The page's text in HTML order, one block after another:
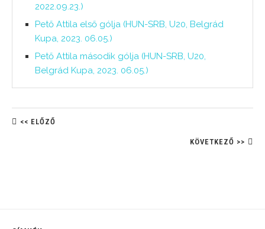
2022.09.23.)
Pető Attila első gólja (HUN-SRB, U20, Belgrád
Kupa, 2023. 06.05.)
Pető Attila második gólja (HUN-SRB, U20,
Belgrád Kupa, 2023. 06.05.)
<< ELŐZŐ
KÖVETKEZŐ >>